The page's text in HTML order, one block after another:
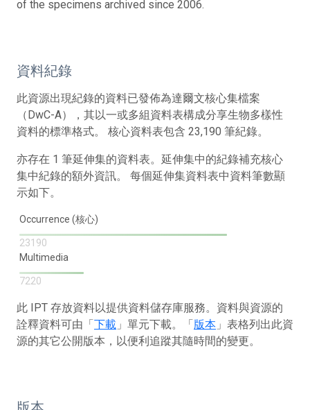
of the specimens archived since 2006.
資料紀錄
此資源出現紀錄的資料已發佈為達爾文核心集檔案
（DwC-A），其以一或多組資料表構成分享生物多樣性
資料的標準格式。 核心資料表包含 23,190 筆紀錄。
亦存在 1 筆延伸集的資料表。延伸集中的紀錄補充核心
集中紀錄的額外資訊。 每個延伸集資料表中資料筆數顯
示如下。
Occurrence (核心)
23190
Multimedia
7220
此 IPT 存放資料以提供資料儲存庫服務。資料與資源的
詮釋資料可由「下載 」單元下載。「版本 」表格列出此資
源的其它公開版本，以便利追蹤其隨時間的變更。